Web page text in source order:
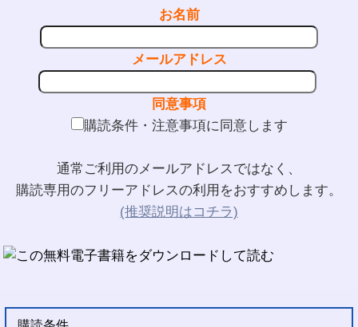
お名前
メールアドレス
同意事項
購読条件・注意事項に同意します
通常ご利用のメールアドレスではなく、
購読専用のフリーアドレスの利用をおすすめします。
(推奨説明はコチラ)